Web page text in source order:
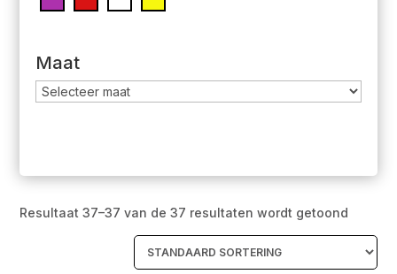
Maat
Resultaat 37–37 van de 37 resultaten wordt getoond